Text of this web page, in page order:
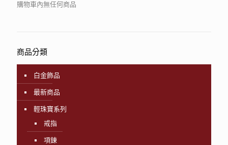
購物車內無任何商品
商品分類
白金飾品
最新商品
輕珠寶系列
戒指
項鍊